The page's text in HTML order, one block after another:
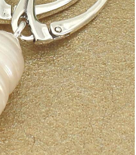
Melden Sie sich für
Erhalten Sie die